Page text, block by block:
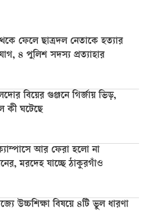
ফেলে ছাত্রদল নেতাকে হত্যার
৪ পুলিশ সদস্য প্রত্যাহার
বিয়ের গুঞ্জনে গির্জায় ভিড়,
কী ঘটেছে
আর ফেরা হলো না
মরদেহ যাচ্ছে ঠাকুরগাঁও
উচ্চশিক্ষা বিষয়ে ৪টি ভুল ধারণা